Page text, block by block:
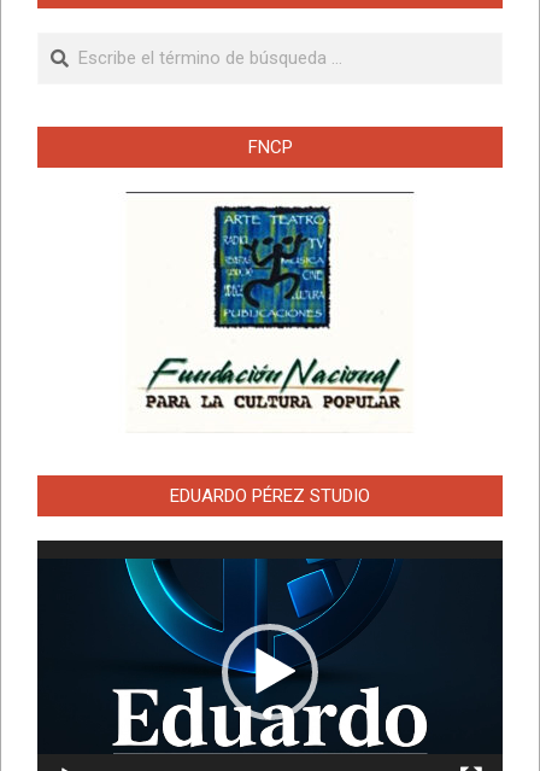
Buscar
FNCP
EDUARDO PÉREZ STUDIO
Reproductor